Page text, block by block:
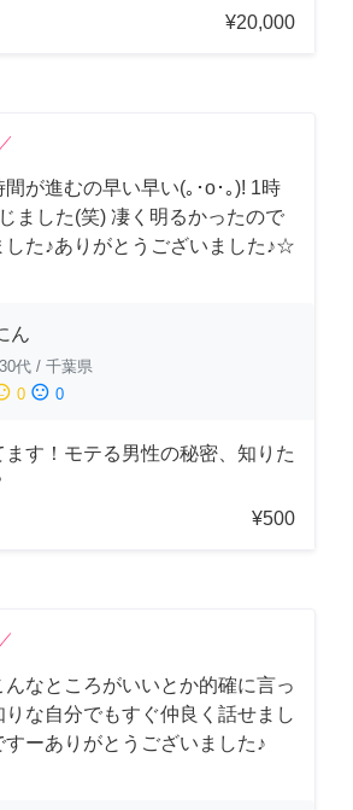
¥20,000
が進むの早い早い(｡･о･｡)! 1時
ました(笑) 凄く明るかったので
した♪ありがとうございました♪☆
ん
30代 / 千葉県
0 sentiment_dissatisfied 0
す！モテる男性の秘密、知りた
¥500
なところがいいとか的確に言っ
な自分でもすぐ仲良く話せまし
ーありがとうございました♪